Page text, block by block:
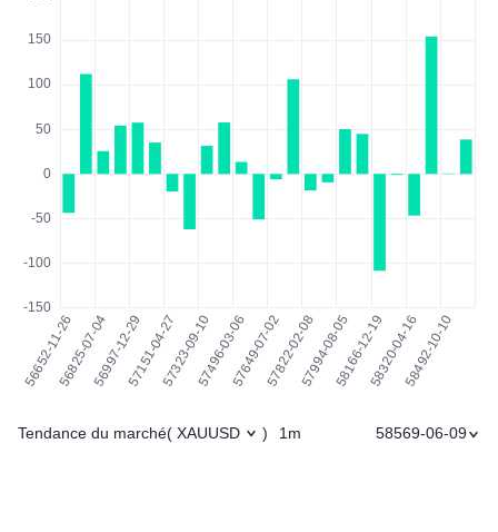
Tendance du marché( XAUUSD ) 1m 58569-06-09